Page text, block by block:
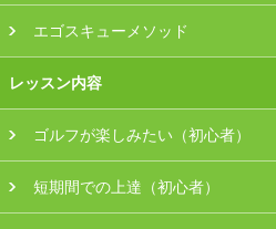
エゴスキューメソッド
レッスン内容
ゴルフが楽しみたい（初心者）
短期間での上達（初心者）